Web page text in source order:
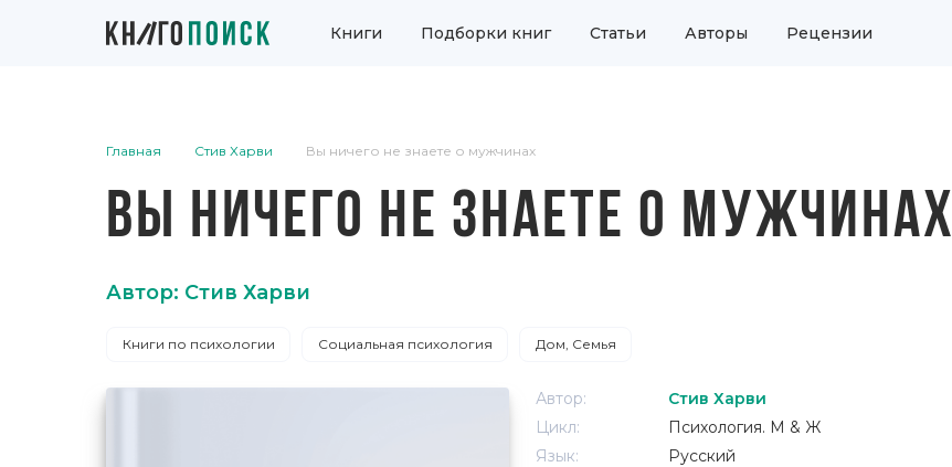
Книги Подборки книг Статьи Авторы Рецензии
Главная Стив Харви Вы ничего не знаете о мужчинах
ВЫ НИЧЕГО НЕ ЗНАЕТЕ О МУЖЧИНАХ
Автор: Стив Харви
Книги по психологии Социальная психология Дом, Семья
Автор:
Стив Харви
Цикл:
Психология. М & Ж
Язык:
Русский